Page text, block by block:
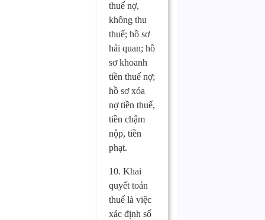
thuế nợ,
không thu
thuế; hồ sơ
hải quan; hồ
sơ khoanh
tiền thuế nợ;
hồ sơ xóa
nợ tiền thuế,
tiền chậm
nộp, tiền
phạt.
10. Khai
quyết toán
thuế là việc
xác định số